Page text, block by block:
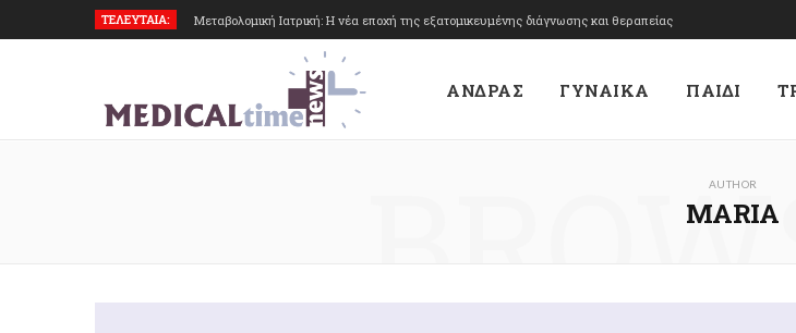
ΤΕΛΕΥΤΑΙΑ: Μεταβολομική Ιατρική: Η νέα εποχή της εξατομικευμένης διάγνωσης και θεραπείας
ΑΝΔΡΑΣ ΓΥΝΑΙΚΑ ΠΑΙΔΙ
AUTHOR
MARIA